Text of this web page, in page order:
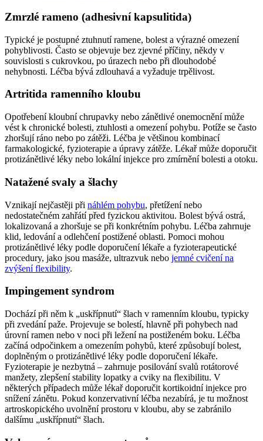
Zmrzlé rameno (adhesivní kapsulitida)
Typické je postupné ztuhnutí ramene, bolest a výrazné omezení
pohyblivosti. Často se objevuje bez zjevné příčiny, někdy v
souvislosti s cukrovkou, po úrazech nebo při dlouhodobé
nehybnosti. Léčba bývá zdlouhavá a vyžaduje trpělivost.
Artritida ramenního kloubu
Opotřebení kloubní chrupavky nebo zánětlivé onemocnění může
vést k chronické bolesti, ztuhlosti a omezení pohybu. Potíže se často
zhoršují ráno nebo po zátěži. Léčba je většinou kombinací
farmakologické, fyzioterapie a úpravy zátěže. Lékař může doporučit
protizánětlivé léky nebo lokální injekce pro zmírnění bolesti a otoku.
Natažené svaly a šlachy
Vznikají nejčastěji při náhlém pohybu, přetížení nebo
nedostatečném zahřátí před fyzickou aktivitou. Bolest bývá ostrá,
lokalizovaná a zhoršuje se při konkrétním pohybu. Léčba zahrnuje
klid, ledování a odlehčení postižené oblasti. Pomoci mohou
protizánětlivé léky podle doporučení lékaře a fyzioterapeutické
procedury, jako jsou masáže, ultrazvuk nebo jemné cvičení na
zvýšení flexibility.
Impingement syndrom
Dochází při něm k „uskřípnutí“ šlach v ramenním kloubu, typicky
při zvedání paže. Projevuje se bolestí, hlavně při pohybech nad
úrovní ramen nebo v noci při ležení na postiženém boku. Léčba
začíná odpočinkem a omezením pohybů, které způsobují bolest,
doplněným o protizánětlivé léky podle doporučení lékaře.
Fyzioterapie je nezbytná – zahrnuje posilování svalů rotátorové
manžety, zlepšení stability lopatky a cviky na flexibilitu. V
některých případech může lékař doporučit kortikoidní injekce pro
snížení zánětu. Pokud konzervativní léčba nezabírá, je tu možnost
artroskopického uvolnění prostoru v kloubu, aby se zabránilo
dalšímu „uskřípnutí“ šlach.